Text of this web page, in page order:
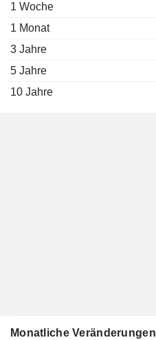
1 Woche
1 Monat
3 Jahre
5 Jahre
10 Jahre
Monatliche Veränderungen